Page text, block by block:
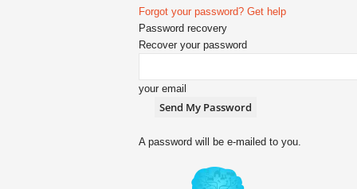
Forgot your password? Get help
Password recovery
Recover your password
your email
A password will be e-mailed to you.